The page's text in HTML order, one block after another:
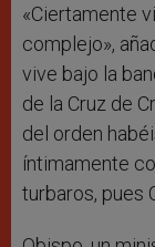
«Ciertamente
complejo»,
vive bajo la
de la Cruz de
del orden
íntimamente
turbaros, pues